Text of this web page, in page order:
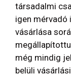
társadalmi
igen mérvadó
vásárlása
még mindig
belüli